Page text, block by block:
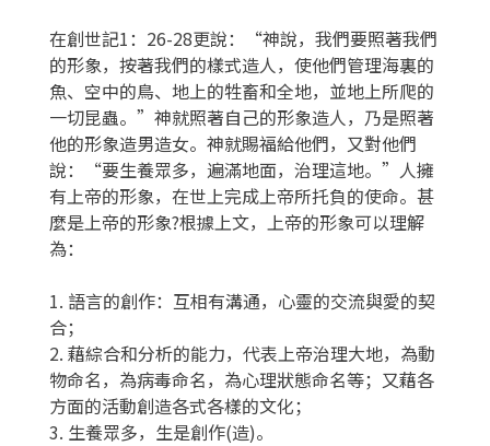
在創世記1：26-28更說：“神說，我們要照著我們
的形象，按著我們的樣式造人，使他們管理海裏的
魚、空中的鳥、地上的牲畜和全地，並地上所爬的
一切昆蟲。”神就照著自己的形象造人，乃是照著
他的形象造男造女。神就賜福給他們，又對他們
說：“要生養眾多，遍滿地面，治理這地。”人擁
有上帝的形象，在世上完成上帝所托負的使命。甚
麼是上帝的形象?根據上文，上帝的形象可以理解
為：
1. 語言的創作：互相有溝通，心靈的交流與愛的契
合；
2. 藉綜合和分析的能力，代表上帝治理大地，為動
物命名，為病毒命名，為心理狀態命名等；又藉各
方面的活動創造各式各樣的文化；
3. 生養眾多，生是創作(造)。